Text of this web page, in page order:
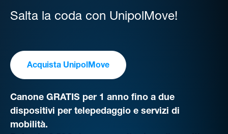
Salta la coda con UnipolMove!
Acquista UnipolMove
Canone GRATIS per 1 anno fino a due
dispositivi per telepedaggio e servizi di
mobilità.